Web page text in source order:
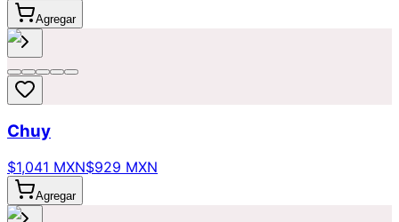
Agregar
Chuy
$1,041 MXN$929 MXN
Agregar